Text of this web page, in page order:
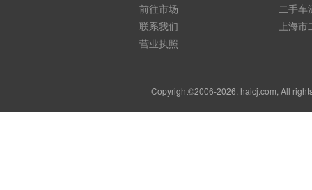
前往市场
联系我们
营业执照
二手车
上海
Copyright©2006-2026, haicj.com, All